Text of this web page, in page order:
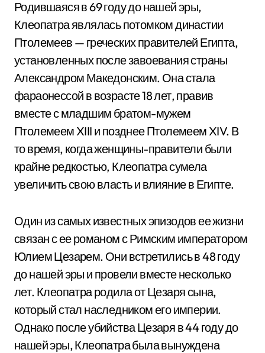
Родившаяся в 69 году до нашей эры,
Клеопатра являлась потомком династии
Птолемеев — греческих правителей Египта,
установленных после завоевания страны
Александром Македонским. Она стала
фараонессой в возрасте 18 лет, правив
вместе с младшим братом-мужем
Птолемеем XIII и позднее Птолемеем XIV. В
то время, когда женщины-правители были
крайне редкостью, Клеопатра сумела
увеличить свою власть и влияние в Египте.
Один из самых известных эпизодов ее жизни
связан с ее романом с Римским императором
Юлием Цезарем. Они встретились в 48 году
до нашей эры и провели вместе несколько
лет. Клеопатра родила от Цезаря сына,
который стал наследником его империи.
Однако после убийства Цезаря в 44 году до
нашей эры, Клеопатра была вынуждена